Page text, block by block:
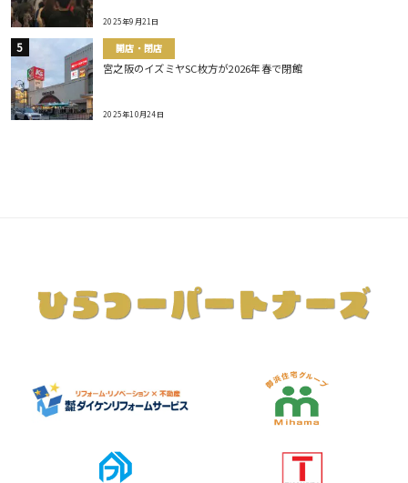
2025年9月21日
開店・閉店
宮之阪のイズミヤSC枚方が2026年春で閉館
2025年10月24日